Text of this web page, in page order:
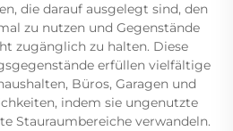
die darauf ausgelegt sind, den
zu nutzen und Gegenstände
zugänglich zu halten. Diese
erfüllen vielfältige
Büros, Garagen und
indem sie ungenutzte
Stauraumbereiche verwandeln.